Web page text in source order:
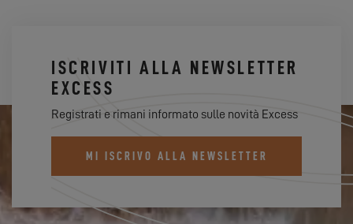
ISCRIVITI ALLA NEWSLETTER
EXCESS
Registrati e rimani informato sulle novità Excess
MI ISCRIVO ALLA NEWSLETTER